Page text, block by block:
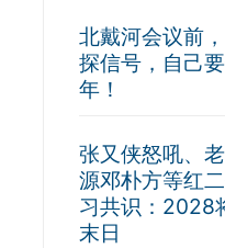
北戴河会议前
探信号，自己
年！
张又侠怒吼、
源邓朴方等红
习共识：2028
末日